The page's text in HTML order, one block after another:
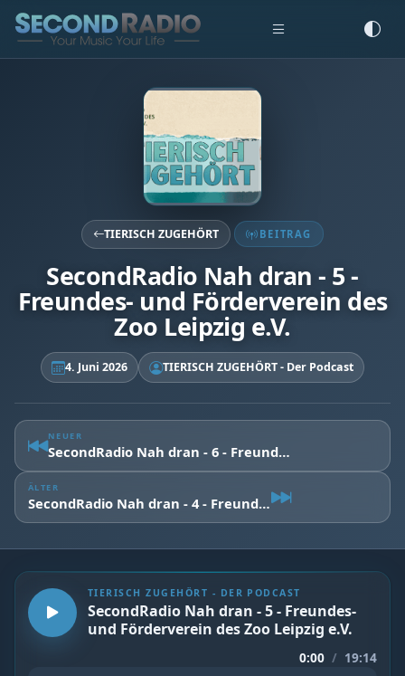
TIERISCH ZUGEHÖRT BEITRAG
SecondRadio Nah dran - 5 -
Freundes- und Förderverein des
Zoo Leipzig e.V.
4. Juni 2026 TIERISCH ZUGEHÖRT - Der Podcast
NEUER
SecondRadio Nah dran - 6 - Freundes- und Förderverein des Zoo Leipzig e.V.
ÄLTER
SecondRadio Nah dran - 4 - Freundes- und Förderverein des Zoo Leipzig e.V.
TIERISCH ZUGEHÖRT - DER PODCAST
SecondRadio Nah dran - 5 - Freundes-
und Förderverein des Zoo Leipzig e.V.
0:00 / 19:14